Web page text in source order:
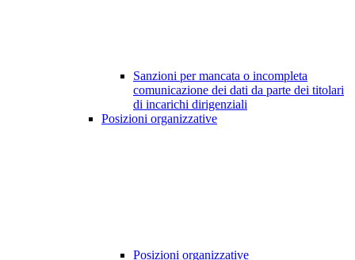
Sanzioni per mancata o incompleta
comunicazione dei dati da parte dei titolari
di incarichi dirigenziali
Posizioni organizzative
Posizioni organizzative